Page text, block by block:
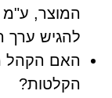
המוצר, ע"מ
להגיש ערך
האם הקהל
הקלטות?